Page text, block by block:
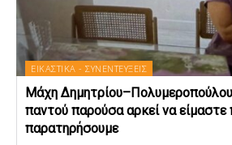
ΕΙΚΑΣΤΙΚΑ - ΣΥΝΕΝΤΕΥΞΕΙΣ
Μάχη
παντού παρούσα αρκεί να είμαστε
παρατηρήσουμε